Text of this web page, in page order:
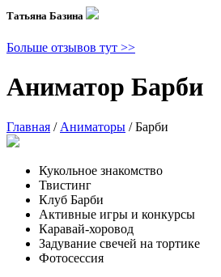
Татьяна Базина
Больше отзывов тут >>
Аниматор Барби
Главная / Аниматоры /Барби
Кукольное знакомство
Твистинг
Клуб Барби
Активные игры и конкурсы
Каравай-хоровод
Задувание свечей на тортике
Фотосессия